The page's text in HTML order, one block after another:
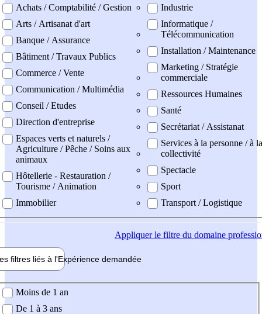
professionel
Achats / Comptabilité / Gestion
Arts / Artisanat d'art
Banque / Assurance
Bâtiment / Travaux Publics
Commerce / Vente
Communication / Multimédia
Conseil / Etudes
Direction d'entreprise
Espaces verts et naturels /
Agriculture / Pêche / Soins aux
animaux
Hôtellerie - Restauration /
Tourisme / Animation
Immobilier
Industrie
Informatique /
Télécommunication
Installation / Maintenance
Marketing / Stratégie
commerciale
Ressources Humaines
Santé
Secrétariat / Assistanat
Services à la personne / à la
collectivité
Spectacle
Sport
Transport / Logistique
Appliquerle filtre du domaine
filtres liés à l'Expérience demandée
demandée
Moins de 1 an
De 1 à 3 ans